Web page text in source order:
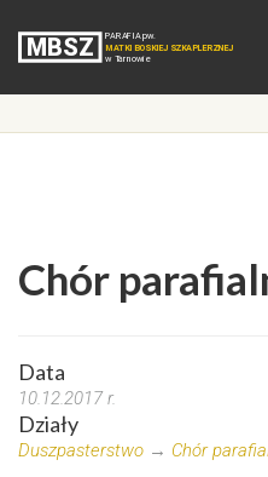
Chór
Data
10.12.2017 r.
Działy
Duszpasterstwo → Chór